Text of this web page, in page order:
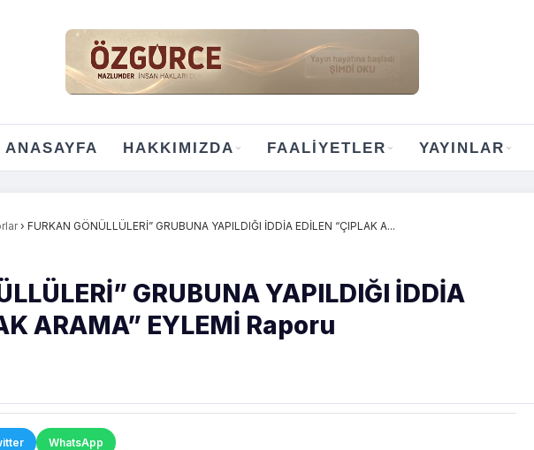
ANASAYFA HAKKIMIZDA FAALIYETLER YAYINLAR
› FURKAN GÖNÜLLÜLERİ” GRUBUNA YAPILDIĞI İDDİA EDİLEN “ÇIPLAK A...
GRUBUNA YAPILDIĞI İDDİA
ARAMA” EYLEMİ Raporu
WhatsApp